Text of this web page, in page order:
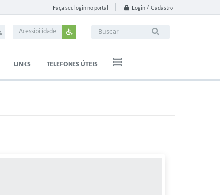
Faça seu login no portal Login / Cadastro
Acessibilidade
LINKS TELEFONES ÚTEIS